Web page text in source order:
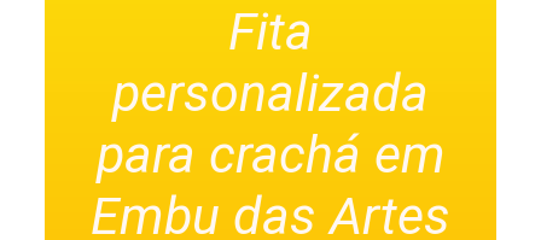
Fita
personalizada
para crachá em
Embu das Artes